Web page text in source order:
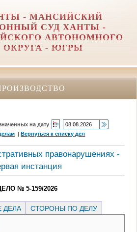
- МАНСИЙСКИЙ
СУД ХАНТЫ -
АВТОНОМНОГО
ОКРУГА - ЮГРЫ
на дату
|Вернуться к списку дел
правонарушениях -
инстанция
№ 5-159/2026
ДЕЛА СТОРОНЫ ПО ДЕЛУ